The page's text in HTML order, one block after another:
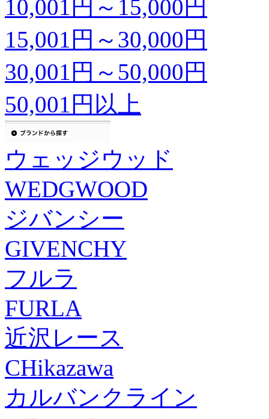
10,001円～15,000円
15,001円～30,000円
30,001円～50,000円
50,001円以上
ウェッジウッド
WEDGWOOD
ジバンシー
GIVENCHY
フルラ
FURLA
近沢レース
CHikazawa
カルバンクライン